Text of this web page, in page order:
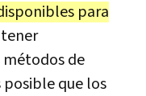
para
métodos de
posible que los